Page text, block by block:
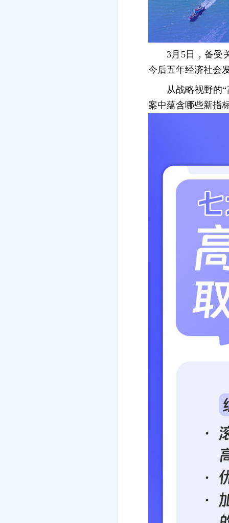
3月5日，备受
今后五年经济社会
从战略视野的
案中蕴含哪些新指